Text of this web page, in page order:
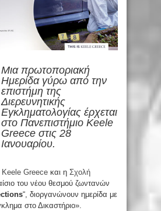
Μια πρωτοποριακή
Ημερίδα γύρω από την
επιστήμη της
Διερευνητικής
Εγκληματολογίας έρχεται
στο Πανεπιστήμιο Keele
Greece στις 28
Ιανουαρίου.
Keele Greece και η Σχολή
του νέου θεσμού ζωντανών
“, διοργανώνουν ημερίδα με
στο Δικαστήριο».